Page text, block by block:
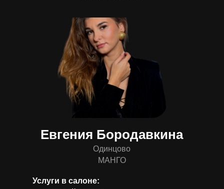
Евгения Бородавкина
Одинцово
МАНГО
Услуги в салоне: